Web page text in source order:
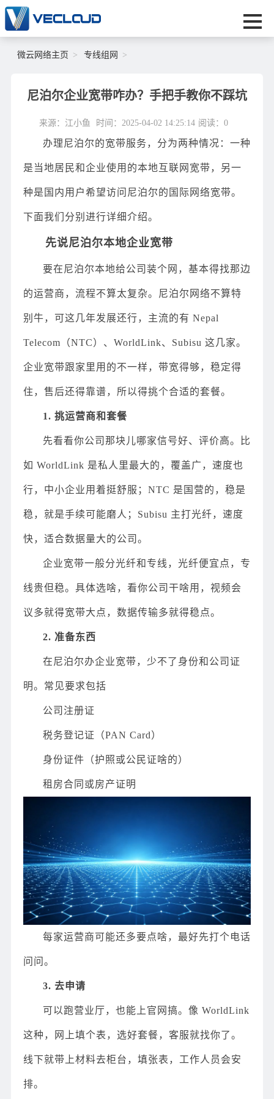
微云网络主页 专线组网
尼泊尔企业宽带咋办？手把手教你不踩坑
来源：江小鱼 时间：2025-04-02 14:25:14 阅读：0
办理尼泊尔的宽带服务，分为两种情况：一种
是当地居民和企业使用的本地互联网宽带，另一
种是国内用户希望访问尼泊尔的国际网络宽带。
下面我们分别进行详细介绍。
先说尼泊尔本地企业宽带
要在尼泊尔本地给公司装个网，基本得找那边
的运营商，流程不算太复杂。尼泊尔网络不算特
别牛，可这几年发展还行，主流的有 Nepal
Telecom（NTC）、WorldLink、Subisu 这几家。
企业宽带跟家里用的不一样，带宽得够，稳定得
住，售后还得靠谱，所以得挑个合适的套餐。
1. 挑运营商和套餐
先看看你公司那块儿哪家信号好、评价高。比
如 WorldLink 是私人里最大的，覆盖广，速度也
行，中小企业用着挺舒服；NTC 是国营的，稳是
稳，就是手续可能磨人；Subisu 主打光纤，速度
快，适合数据量大的公司。
企业宽带一般分光纤和专线，光纤便宜点，专
线贵但稳。具体选啥，看你公司干啥用，视频会
议多就得宽带大点，数据传输多就得稳点。
2. 准备东西
在尼泊尔办企业宽带，少不了身份和公司证
明。常见要求包括
公司注册证
税务登记证（PAN Card）
身份证件（护照或公民证啥的）
租房合同或房产证明
每家运营商可能还多要点啥，最好先打个电话
问问。
3. 去申请
可以跑营业厅，也能上官网搞。像 WorldLink
这种，网上填个表，选好套餐，客服就找你了。
线下就带上材料去柜台，填张表，工作人员会安
排。